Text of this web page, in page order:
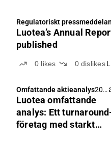
Regulatoriskt
Luotea’s Annual
published
0 likes 0 dislikes
Omfattande aktieanalys202
6-
04-
09:0
Luotea omfattande
analys: Ett
företag med starkt